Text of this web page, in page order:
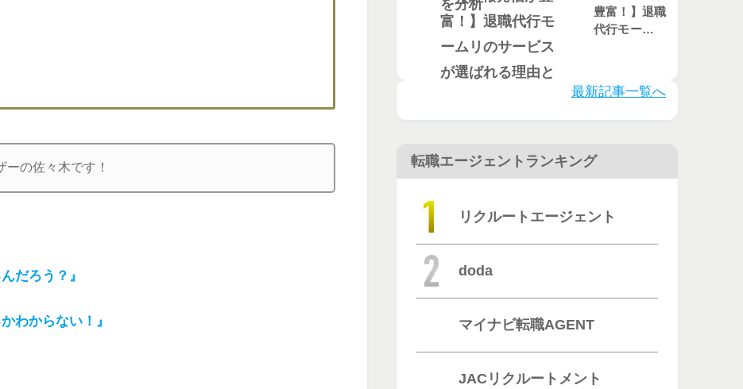
の佐々木です！
だろう？』
わからない！』
豊富！】退職
代行モームリ
口コミを徹底
最新記事一覧へ
転職エージェントランキング
リクルートエージェント
doda
マイナビ転職AGENT
JACリクルートメント